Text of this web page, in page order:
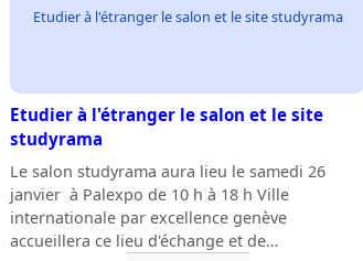
Etudier à l'étranger le salon et le site studyrama
Etudier à l'étranger le salon et le site
studyrama
Le salon studyrama aura lieu le samedi 26
janvier à Palexpo de 10 h à 18 h Ville
internationale par excellence genève
accueillera ce lieu d'échange et de…